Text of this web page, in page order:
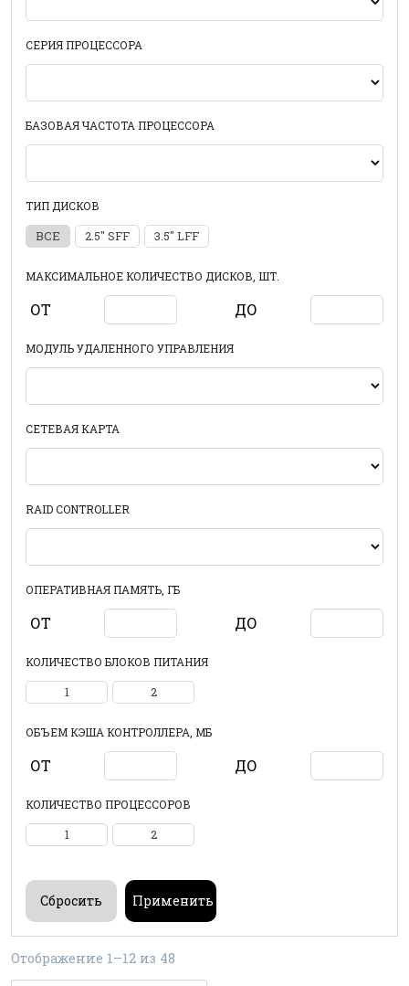
СЕРИЯ ПРОЦЕССОРА
БАЗОВАЯ ЧАСТОТА ПРОЦЕССОРА
ТИП ДИСКОВ
ВСЕ 2.5" SFF 3.5" LFF
МАКСИМАЛЬНОЕ КОЛИЧЕСТВО ДИСКОВ, ШТ.
ОТ ДО
МОДУЛЬ УДАЛЕННОГО УПРАВЛЕНИЯ
СЕТЕВАЯ КАРТА
RAID CONTROLLER
ОПЕРАТИВНАЯ ПАМЯТЬ, ГБ
ОТ ДО
КОЛИЧЕСТВО БЛОКОВ ПИТАНИЯ
1 2
ОБЪЕМ КЭША КОНТРОЛЛЕРА, МБ
ОТ ДО
КОЛИЧЕСТВО ПРОЦЕССОРОВ
1 2
Отображение 1–12 из 48